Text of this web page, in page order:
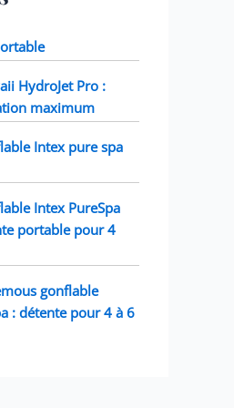
HydroJet Pro :
maximum
Intex pure spa
Intex PureSpa
portable pour 4
gonflable
: détente pour 4 à 6